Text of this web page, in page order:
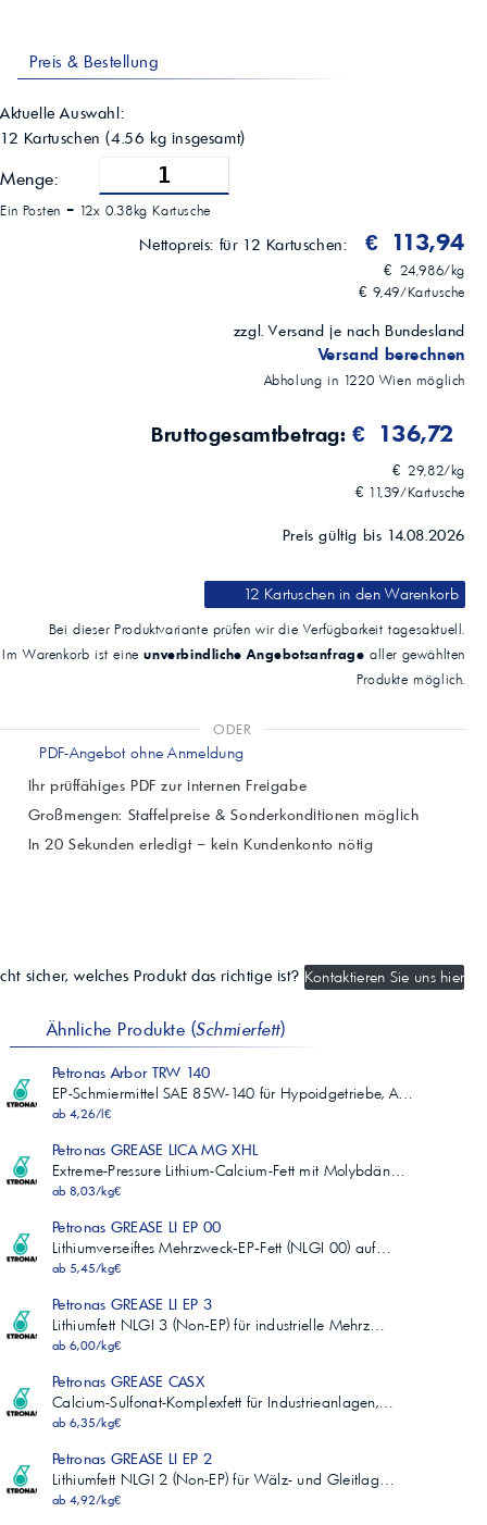
100 mm²/s
16,3 mm²/s
Viskositätsindex (ASTM D2270)
Tropfpunkt (ASTM D2265)
265 °C
Walkpenetration 25 °C (ASTM D217)
VKA-Verschweißlast (ASTM D2596)
Kupferkorrosion 24 h/100 °C (ASTM D4048)
Korrosionsschutz, destilliertes Wasser (ASTM D6138)
Wälz- und Gleitlager bei höheren Drehzahlen, insbesondere
Elektroantriebe
Preis & Bestellung
Aktuelle Auswahl:
12 Kartuschen (4.56 kg insgesamt)
Menge:
Ein Posten = 12x 0.38kg Kartusche
Nettopreis: für 12 Kartuschen: € 113,94
€ 24,986/kg
€ 9,49/Kartusche
zzgl. Versand je nach Bundesland
Versand berechnen
Abholung in 1220 Wien möglich
Bruttogesamtbetrag:€ 136,72
€ 29,82/kg
€ 11,39/Kartusche
Preis gültig bis 14.08.2026
12 Kartuschenin den Warenkorb
Bei dieser Produktvariante prüfen wir die Verfügbarkeit tagesaktuell.
Im Warenkorb ist eineunverbindliche Angebotsanfrage aller gewählten
Produkte möglich.
ODER
PDF-Angebot ohne Anmeldung
Ihr prüffähiges PDF zur internen Freigabe
Großmengen: Staffelpreise & Sonderkonditionen möglich
In 20 Sekunden erledigt – kein Kundenkonto nötig
sicher, welches Produkt das richtige ist? Kontaktieren Sie uns hier
Ähnliche Produkte (Schmierfett)
Petronas Arbor TRW 140
EP-Schmiermittel SAE 85W-140 für Hypoidgetriebe, A…
ab 4,26/l€
Petronas GREASE LICA MG XHL
Extreme-Pressure Lithium-Calcium-Fett mit Molybdän…
ab 8,03/kg€
Petronas GREASE LI EP 00
Lithiumverseiftes Mehrzweck‑EP‑Fett (NLGI 00) auf…
ab 5,45/kg€
Petronas GREASE LI EP 3
Lithiumfett NLGI 3 (Non‑EP) für industrielle Mehrz…
ab 6,00/kg€
Petronas GREASE CASX
Calcium-Sulfonat-Komplexfett für Industrieanlagen,…
ab 6,35/kg€
Petronas GREASE LI EP 2
Lithiumfett NLGI 2 (Non-EP) für Wälz- und Gleitlag…
ab 4,92/kg€